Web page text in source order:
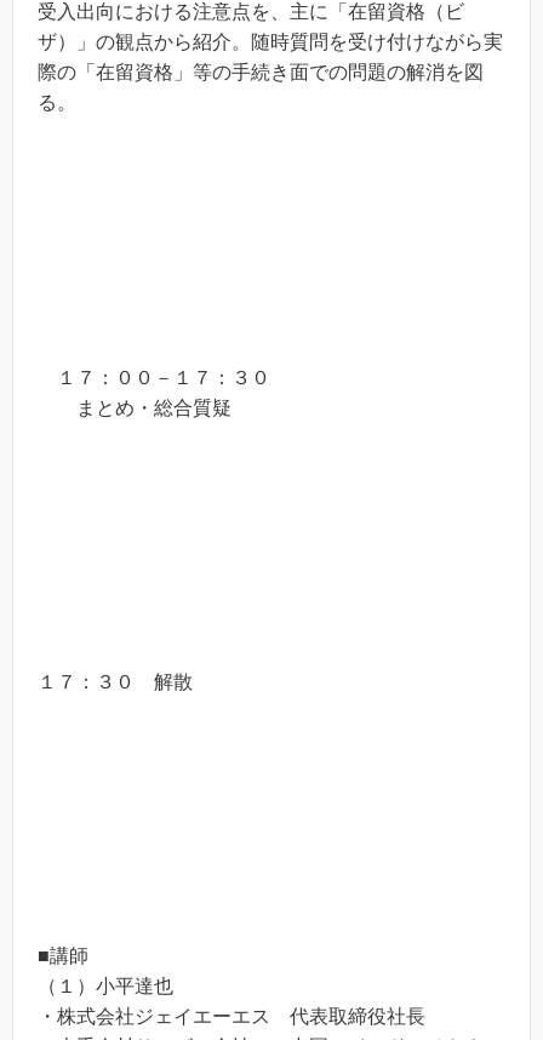
受入出向における注意点を、主に「在留資格（ビ
ザ）」の観点から紹介。随時質問を受け付けながら実
際の「在留資格」等の手続き面での問題の解消を図
る。
１７：００－１７：３０
まとめ・総合質疑
１７：３０ 解散
■講師
（１）小平達也
・株式会社ジェイエーエス 代表取締役社長